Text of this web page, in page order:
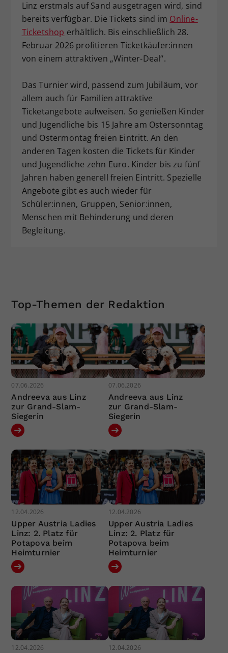
Linz erstmals auf Sand ausgetragen wird, sind
bereits verfügbar. Die Tickets sind im Online-
Ticketshop erhältlich. Bis einschließlich 28.
Februar 2026 profitieren Ticketkäufer:innen
von einem attraktiven „Winter-Deal“.
Das Turnier wird, passend zum Jubiläum, vor
allem auch für Familien attraktive
Ticketangebote aufweisen. So genießen Kinder
und Jugendliche bis 15 Jahre am Ostersonntag
und Ostermontag freien Eintritt. An den
anderen Tagen kosten die Tickets für Kinder
und Jugendliche zehn Euro. Kinder bis zu fünf
Jahren haben generell freien Eintritt. Spezielle
Angebote gibt es auch wieder für
Schüler:innen, Gruppen, Senior:innen,
Menschen mit Behinderung und deren
Begleitung.
Top-Themen der Redaktion
07.06.2026
Andreeva aus Linz
zur Grand-Slam-
Siegerin
07.06.2026
Andreeva aus Linz
zur Grand-Slam-
Siegerin
12.04.2026
Upper Austria Ladies
Linz: 2. Platz für
Potapova beim
Heimturnier
12.04.2026
Upper Austria Ladies
Linz: 2. Platz für
Potapova beim
Heimturnier
12.04.2026 12.04.2026